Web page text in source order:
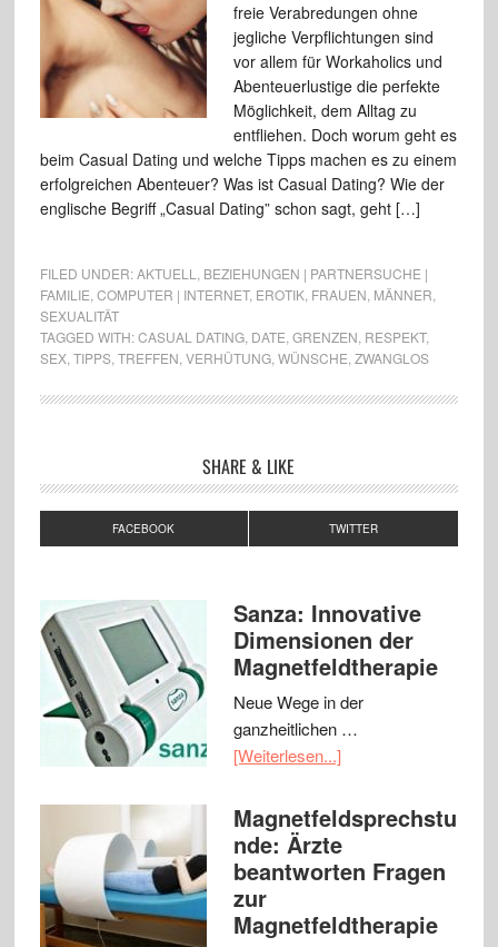
freie Verabredungen ohne
jegliche Verpflichtungen sind
vor allem für Workaholics und
Abenteuerlustige die perfekte
Möglichkeit, dem Alltag zu
entfliehen. Doch worum geht es
beim Casual Dating und welche Tipps machen es zu einem
erfolgreichen Abenteuer? Was ist Casual Dating? Wie der
englische Begriff „Casual Dating” schon sagt, geht […]
FILED UNDER:AKTUELL
BEZIEHUNGEN | PARTNERSUCHE |
FAMILIE COMPUTER | INTERNET, EROTIK, FRAUEN MÄNNER
SEXUALITÄT
TAGGED WITH:CASUAL DATING, DATE GRENZEN RESPEKT,
SEX, TIPPS, TREFFEN VERHÜTUNG, WÜNSCHE ZWANGLOS
SHARE & LIKE
FACEBOOK TWITTER
Sanza: Innovative
Dimensionen der
Magnetfeldtherapie
Neue Wege in der
ganzheitlichen …
[Weiterlesen...]
Magnetfeldsprechstu
nde: Ärzte
beantworten Fragen
zur
Magnetfeldtherapie